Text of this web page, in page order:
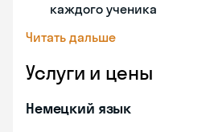
каждого ученика
Читать дальше
Услуги и цены
Немецкий язык